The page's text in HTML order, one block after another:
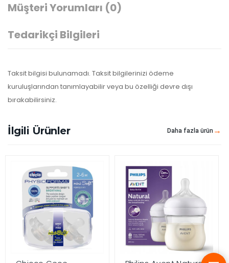
Müşteri Yorumları (0)
Tedarikçi Bilgileri
Taksit bilgisi bulunamadı. Taksit bilgilerinizi ödeme
kuruluşlarından tanımlayabilir veya bu özelliği devre dışı
bırakabilirsiniz.
İlgili Ürünler Daha fazla ürün